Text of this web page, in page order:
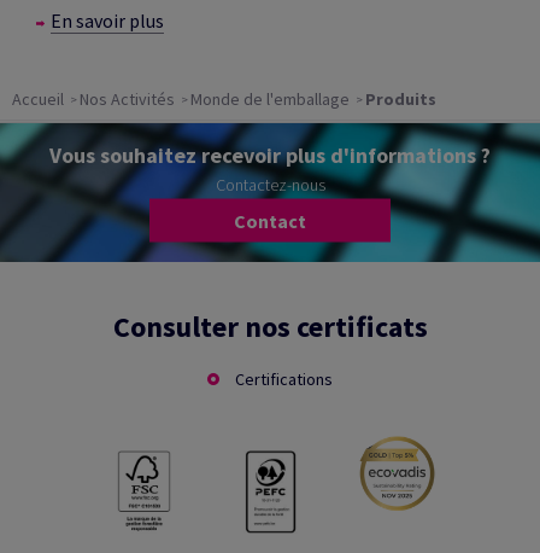
En savoir plus
Accueil Nos Activités Monde de l'emballage Produits
Vous souhaitez recevoir plus d'informations ?
Contactez-nous
Contact
Consulter nos certificats
Certifications